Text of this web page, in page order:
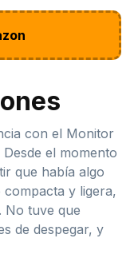
con el Monitor
el momento
que había algo
compacta y ligera,
No tuve que
de despegar, y